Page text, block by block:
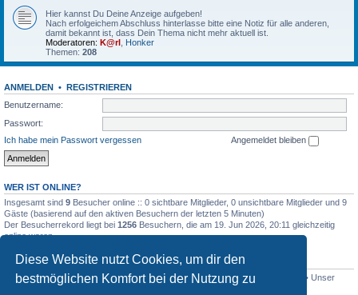
Diese Website nutzt Cookies, um dir den
bestmöglichen Komfort bei der Nutzung zu
Hier kannst Du Deine Anzeige aufgeben!
Nach erfolgeichem Abschluss hinterlasse bitte eine Notiz für alle anderen,
damit bekannt ist, dass Dein Thema nicht mehr aktuell ist.
Moderatoren: K@rl Honker
Themen: 208
ANMELDEN • REGISTRIEREN
Benutzername:
Passwort:
Ich habe mein Passwort vergessen
Angemeldet bleiben
WER IST ONLINE?
Insgesamt sind 9 Besucher online :: 0 sichtbare Mitglieder, 0 unsichtbare Mitglieder und 9
Gäste (basierend auf den aktiven Besuchern der letzten 5 Minuten)
Der Besucherrekord liegt bei 1256 Besuchern, die am 19. Jun 2026, 20:11 gleichzeitig
online waren.
STATISTIK
Beiträge insgesamt4517 • Themen insgesamt801 • Mitglieder insgesamt
• Unser
neuestes Mitglied: